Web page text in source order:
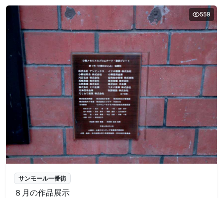
559
サンモール一番街
８月の作品展示